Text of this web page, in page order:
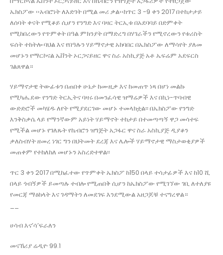
ኤክስፖው ‹‹አብሮነት ለእድገት በሚል መሪ ቃል››ከጥር 3 -9 ቀን 2017 በተከታታይ
ለሰባት ቀናት የሚቆይ ሲሆን የንግድ እና ባዛር ትርኢቱ በአደባባይ በድምቀት
የሚከበረውን የጥምቀት በዓል ምክንያት በማድረግ በሃገራችን የሚኖረውን የቱሪስት
ፍሰት ተከትሎ ባህል እና የበዓሉን ሃይማኖታዊ አከባበር በኤክስፖው ለማሳየት ያለመ
መሆኑን የማርኮናል ኤቨንት ኦርጋናይዘር ዋና ስራ አስኪያጅ አቶ ኤፍሬም አደፍርስ
ገልጸዋል።
ሃይማኖታዊ ትውፊቱን በጠበቀ ሁኔታ ከሙዚቃ እና ከመጠጥ ነጻ በሆነ መልኩ
የሚካሔደው የንግድ ትርኢትና ባዛሩ በመንፈሳዊ ዝማሬዎች እና በኪነ-ጥባብዊ
ውድድሮች መካሄዱ ለየት የሚያደርገው መሆኑ ተመላክቷል፡፡ በኤክስፖው የንግድ
እንቅስቃሴ ላይ የማንኛውም አይነት ሃይማኖት ተከታይ በተመጣጣኝ ዋጋ መሳተፍ
የሚችል መሆኑ የገለጹት የኬብሮን ዝግጅት አጋፋር ዋና ስራ አስኪያጅ ዲያቆን
ቃለስብሃት ዘመረ ነገር ግን በህትመት ደረጃ እና ሌሎች ሃይማኖታዊ ማስታወቂያዎች
መጠቀም የተከለከለ መሆኑን አስረድተዋል፡፡
ጥር 3 ቀን 2017 በሚከፈተው የጥምቀት ኤክስፖ ከ150 በላይ ተሳታፊዎች እና ከ10 ሺ
በላይ ጎብኝዎች ይመጣሉ ተብሎ የሚጠበቅ ሲሆን ከኤክስፖው የሚገኘው ገቢ ለተለያዩ
የመርጃ ማዕከላት እና ገዳማትን ለመደገፍ እንደሚውል አዘጋጆቹ ተናግረዋል።
ሀሳብ እና’ሳ’ፍራለን
መናኸሪያ ሬዲዮ 99.1